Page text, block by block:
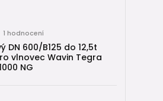
1 hodnocení
DN 600/B125 do 12,5t
vlnovec Wavin Tegra
NG